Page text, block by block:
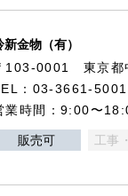
新金物（有）
103-0001 東京都
：03-3661-
業時間：9:00〜
販売可 工事